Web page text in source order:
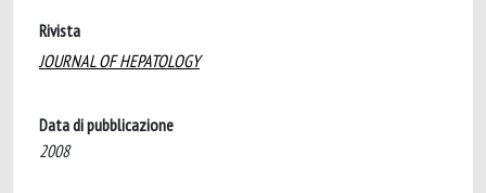
Rivista
JOURNAL OF HEPATOLOGY
Data di pubblicazione
2008